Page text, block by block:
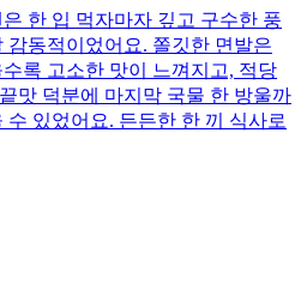
한 입 먹자마자 깊고 구수한 풍
감동적이었어요. 쫄깃한 면발은
록 고소한 맛이 느껴지고, 적당
맛 덕분에 마지막 국물 한 방울까
있었어요. 든든한 한 끼 식사로